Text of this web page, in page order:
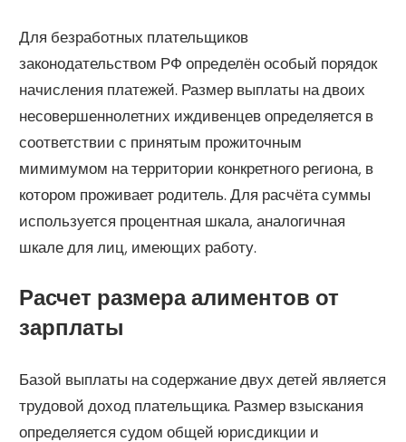
Для безработных плательщиков
законодательством РФ определён особый порядок
начисления платежей. Размер выплаты на двоих
несовершеннолетних иждивенцев определяется в
соответствии с принятым прожиточным
мимимумом на территории конкретного региона, в
котором проживает родитель. Для расчёта суммы
используется процентная шкала, аналогичная
шкале для лиц, имеющих работу.
Расчет размера алиментов от
зарплаты
Базой выплаты на содержание двух детей является
трудовой доход плательщика. Размер взыскания
определяется судом общей юрисдикции и